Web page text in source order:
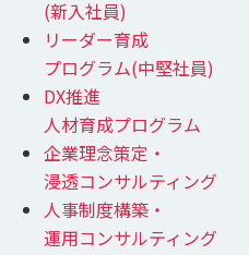
(新入社員)
リーダー育成
プログラム(中堅社員)
DX推進
人材育成プログラム
企業理念策定・
浸透コンサルティング
人事制度構築・
運用コンサルティング